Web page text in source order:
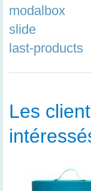
modalbox
slide
last-products
Les